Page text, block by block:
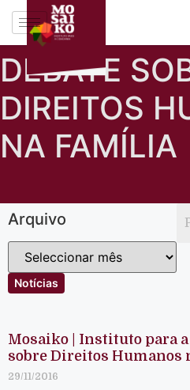
DEBATE
DIREITOS
NA FAMÍLIA
Arquivo
Notícias
Mosaiko | Instituto para
sobre Direitos Humanos
29/11/2016